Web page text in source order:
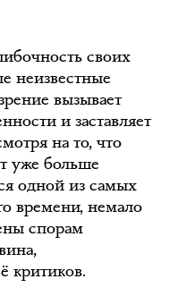
своих
неизвестные
вызывает
и заставляет
на то, что
уже больше
одной из самых
времени, немало
спорам
критиков.